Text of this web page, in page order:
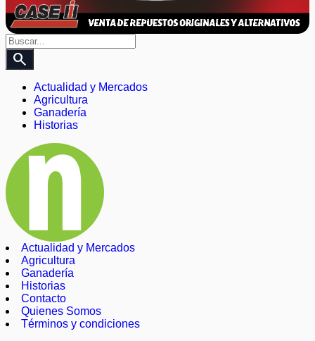
search
Actualidad y Mercados
Agricultura
Ganadería
Historias
Actualidad y Mercados
Agricultura
Ganadería
Historias
Contacto
Quienes Somos
Términos y condiciones